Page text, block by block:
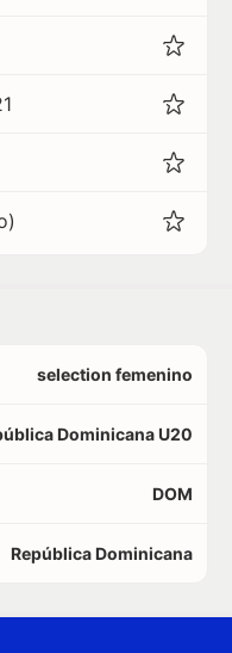
selection femenino
Dominicana U20
DOM
República Dominicana